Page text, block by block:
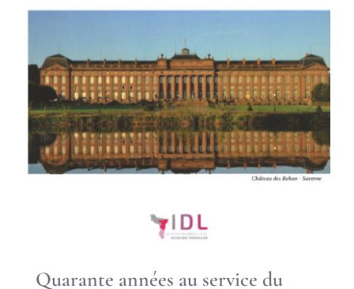
Quarante années au service du